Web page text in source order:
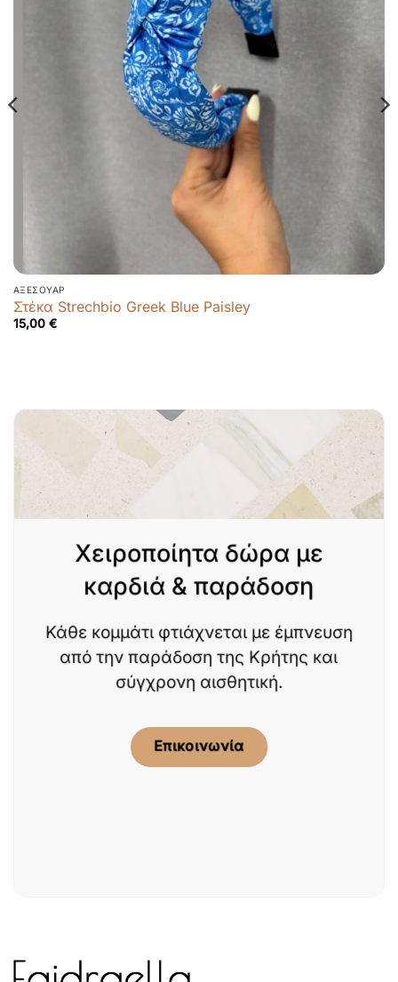
ΑΞΕΣΟΥΆΡ
Στέκα Strechbio Greek Blue Paisley
15,00 €
Χειροποίητα δώρα με
καρδιά & παράδοση
Κάθε κομμάτι φτιάχνεται με έμπνευση
από την παράδοση της Κρήτης και
σύγχρονη αισθητική.
Επικοινωνία